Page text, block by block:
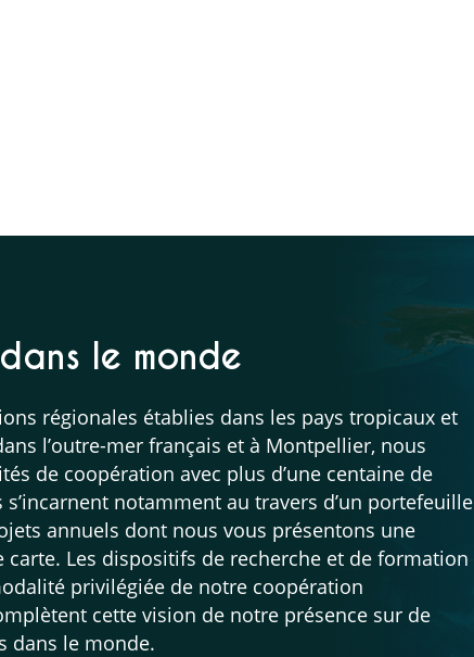
le monde
régionales établies dans les pays tropicaux et
l’outre-mer français et à Montpellier, nous
de coopération avec plus d’une centaine de
s’incarnent notamment au travers d’un portefeuille
annuels dont nous vous présentons une
carte. Les dispositifs de recherche et de formation
privilégiée de notre coopération
cette vision de notre présence sur de
dans le monde.